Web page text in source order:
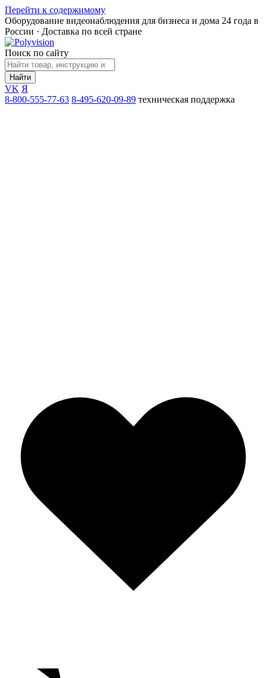
Перейти к содержимому
Оборудование видеонаблюдения для бизнеса и дома 24 года в
России · Доставка по всей стране
Поиск по сайту
Найти
VK Я
8-800-555-77-63 8-495-620-09-89 техническая поддержка